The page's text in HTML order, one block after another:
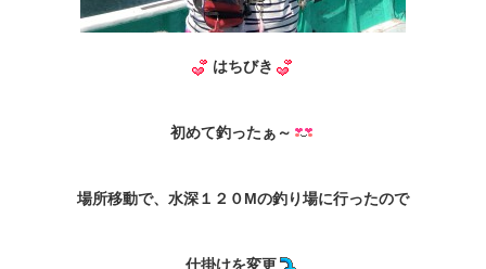
はちびき
初めて釣ったぁ～
場所移動で、水深１２０Mの釣り場に行ったので
仕掛けを変更